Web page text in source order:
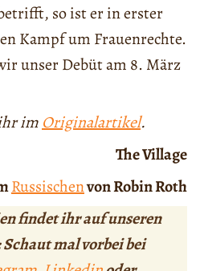
so ist er in erster
Kampf um Frauenrechte.
unser Debüt am 8. März
im Originalartikel.
The Village
Russischenvon Robin Roth
findet ihr auf unseren
mal vorbei bei